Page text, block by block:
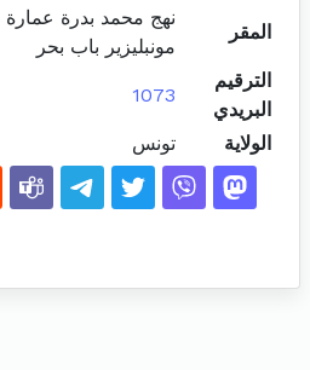
المقر
مونبليزير باب بحر
الترقيم
البريدي
1073
الولاية تونس